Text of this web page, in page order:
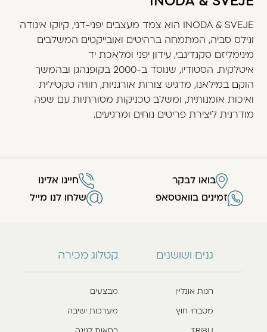
INODA & SVEJE הוא צמד מעצבים יפני-דני, קיוקו אינודה
ונילס סביה, המתמחה ברהיטים ואובייקטים המשלבים
מינימליזם סקנדינבי, עידון יפני ומלאכת יד
איטלקית. הסטודיו, שנוסד ב-2000 בקופנהגן ובהמשך
הוקם במילאנו, מדגיש צורות אורגניות, חוויה טקטילית
ואיכות אומנותית, ומשלב טכניקות מסורתיות עם שפה
מודרנית ליצירת פריטים נוחים ומרגיעים.
גנים ושושנים
חנות אונליין
מטבחי חוץ
קטלוג מכירה
מבצעים
מערכות ישיבה
בואו לבקר
חייגו אלינו
זמינים בוואטסאפ
שלחו לנו מייל